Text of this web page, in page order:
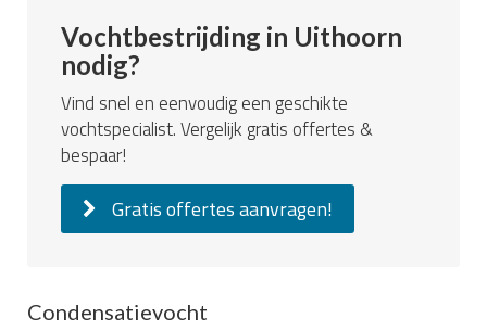
Vochtbestrijding in Uithoorn
nodig?
Vind snel en eenvoudig een geschikte
vochtspecialist. Vergelijk gratis offertes &
bespaar!
Gratis offertes aanvragen!
Condensatievocht